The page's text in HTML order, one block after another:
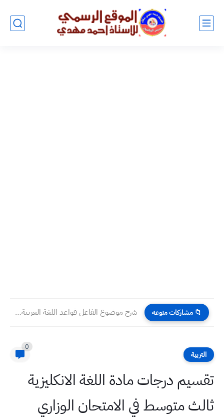
📁 مشاركات منوعه شرح موضوع الفاعل قواعد اللغة العربية صف السادس الابتدائي مع...
التربية
0
تقسيم درجات مادة اللغة الانكليزية
ثالث متوسط في الامتحان الوزاري